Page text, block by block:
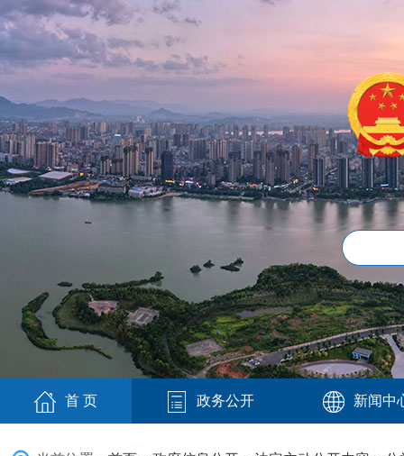
首 页 政务公开 新闻中